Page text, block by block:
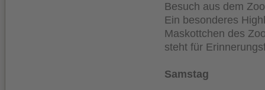
Besuch aus dem
Ein besonderes
Maskottchen des
steht für
Samstag